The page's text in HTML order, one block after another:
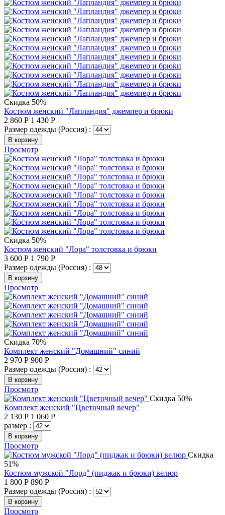
Скидка 50%
Костюм женский "Лапландия" джемпер и брюки
2 860 Р 1 430 Р
Размер одежды (Россия) :
В корзину
Просмотр
Скидка 50%
Костюм женский "Лора" толстовка и брюки
3 600 Р 1 790 Р
Размер одежды (Россия) :
В корзину
Просмотр
Скидка 70%
Комплект женский "Домашний" синий
2 970 Р 900 Р
Размер одежды (Россия) :
В корзину
Просмотр
Скидка 50%
Комплект женский "Цветочный вечер"
2 130 Р 1 060 Р
размер :
В корзину
Просмотр
Скидка
51%
Костюм мужской "Лорд" (пиджак и брюки) велюр
1 800 Р 890 Р
Размер одежды (Россия) :
В корзину
Просмотр